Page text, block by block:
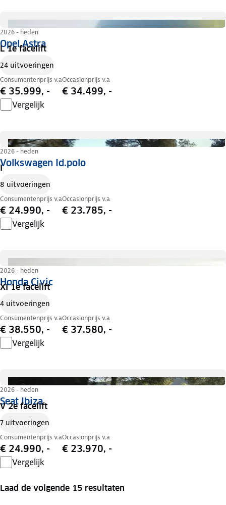
Opel Astra
2026 - heden
L 1e facelift
24 uitvoeringen
Consumentenprijs v.a
€ 35.999, -
Occasionprijs v.a
€ 34.499, -
Vergelijk
Volkswagen Id.polo
2026 - heden
I
8 uitvoeringen
Consumentenprijs v.a
€ 24.990, -
Occasionprijs v.a
€ 23.785, -
Vergelijk
Honda Civic
2026 - heden
XI 1e facelift
4 uitvoeringen
Consumentenprijs v.a
€ 38.550, -
Occasionprijs v.a
€ 37.580, -
Vergelijk
Seat Ibiza
2026 - heden
V 2e facelift
7 uitvoeringen
Consumentenprijs v.a
€ 24.990, -
Occasionprijs v.a
€ 23.970, -
Vergelijk
Laad de volgende 15 resultaten